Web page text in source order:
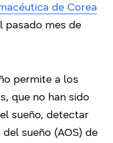
de Corea
pasado mes de
permite a los
que no han sido
sueño, detectar
sueño (AOS) de